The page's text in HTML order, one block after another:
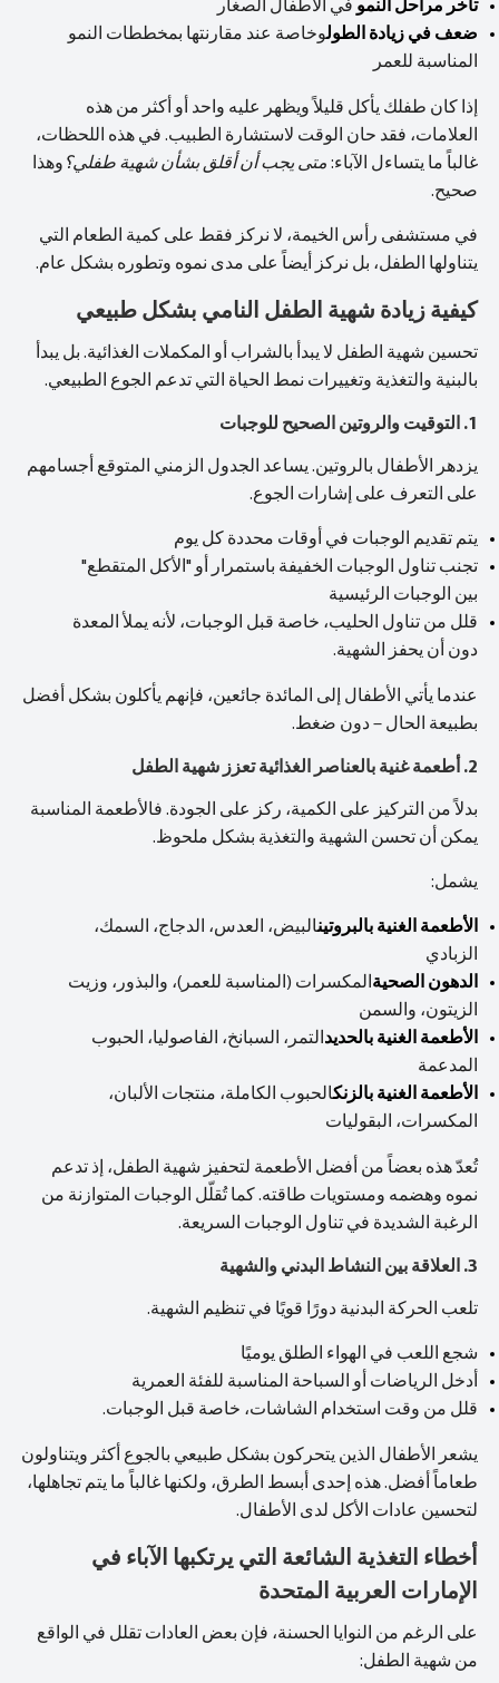
تأخر مراحل النمو في الأطفال الصغار
ضعف في زيادة الطولوخاصة عند مقارنتها بمخططات النمو
المناسبة للعمر
إذا كان طفلك يأكل قليلاً ويظهر عليه واحد أو أكثر من هذه
العلامات، فقد حان الوقت لاستشارة الطبيب. في هذه اللحظات،
غالباً ما يتساءل الآباء: متى يجب أن أقلق بشأن شهية طفلي؟ وهذا
صحيح.
في مستشفى رأس الخيمة، لا نركز فقط على كمية الطعام التي
يتناولها الطفل، بل نركز أيضاً على مدى نموه وتطوره بشكل عام.
كيفية زيادة شهية الطفل النامي بشكل طبيعي
تحسين شهية الطفل لا يبدأ بالشراب أو المكملات الغذائية. بل يبدأ
بالبنية والتغذية وتغييرات نمط الحياة التي تدعم الجوع الطبيعي.
1. التوقيت والروتين الصحيح للوجبات
يزدهر الأطفال بالروتين. يساعد الجدول الزمني المتوقع أجسامهم
على التعرف على إشارات الجوع.
يتم تقديم الوجبات في أوقات محددة كل يوم
تجنب تناول الوجبات الخفيفة باستمرار أو "الأكل المتقطع"
بين الوجبات الرئيسية
قلل من تناول الحليب، خاصة قبل الوجبات، لأنه يملأ المعدة
دون أن يحفز الشهية.
عندما يأتي الأطفال إلى المائدة جائعين، فإنهم يأكلون بشكل أفضل
بطبيعة الحال – دون ضغط.
2. أطعمة غنية بالعناصر الغذائية تعزز شهية الطفل
بدلاً من التركيز على الكمية، ركز على الجودة. فالأطعمة المناسبة
يمكن أن تحسن الشهية والتغذية بشكل ملحوظ.
يشمل:
الأطعمة الغنية بالبروتينالبيض، العدس، الدجاج، السمك،
الزبادي
الدهون الصحيةالمكسرات (المناسبة للعمر)، والبذور، وزيت
الزيتون، والسمن
الأطعمة الغنية بالحديدالتمر، السبانخ، الفاصوليا، الحبوب
المدعمة
الأطعمة الغنية بالزنكالحبوب الكاملة، منتجات الألبان،
المكسرات، البقوليات
تُعدّ هذه بعضاً من أفضل الأطعمة لتحفيز شهية الطفل، إذ تدعم
نموه وهضمه ومستويات طاقته. كما تُقلّل الوجبات المتوازنة من
الرغبة الشديدة في تناول الوجبات السريعة.
3. العلاقة بين النشاط البدني والشهية
تلعب الحركة البدنية دورًا قويًا في تنظيم الشهية.
شجع اللعب في الهواء الطلق يوميًا
أدخل الرياضات أو السباحة المناسبة للفئة العمرية
قلل من وقت استخدام الشاشات، خاصة قبل الوجبات.
يشعر الأطفال الذين يتحركون بشكل طبيعي بالجوع أكثر ويتناولون
طعاماً أفضل. هذه إحدى أبسط الطرق، ولكنها غالباً ما يتم تجاهلها،
لتحسين عادات الأكل لدى الأطفال.
أخطاء التغذية الشائعة التي يرتكبها الآباء في
الإمارات العربية المتحدة
على الرغم من النوايا الحسنة، فإن بعض العادات تقلل في الواقع
من شهية الطفل: